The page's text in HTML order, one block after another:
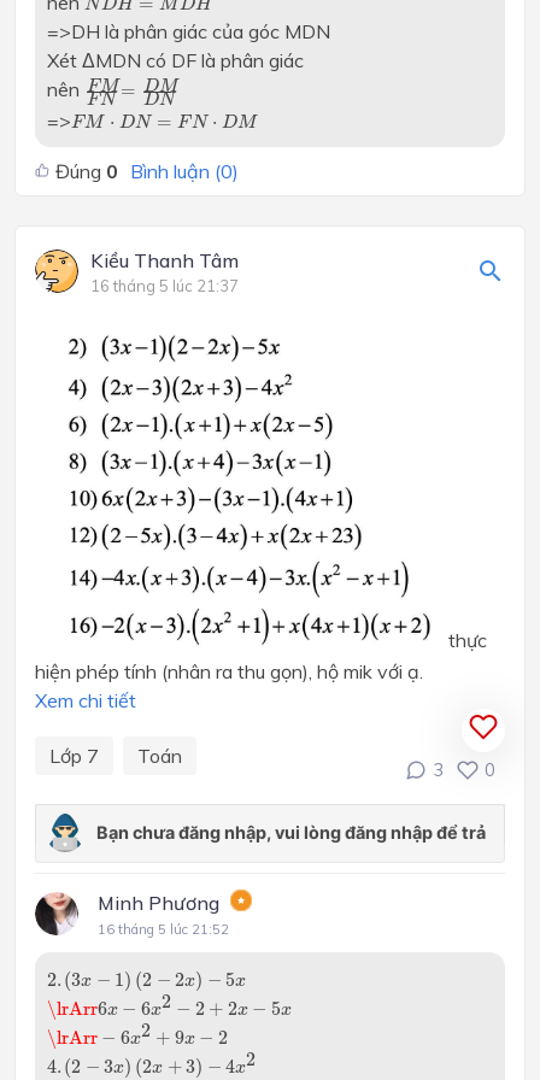
NDH MDH
=>DH là phân giác của góc MDN
Xét ΔMDN có DF là phân giác
nên FM
FN = DM
DN
FMF =DM
=>FM ⋅ DN = FN ⋅ DM
FM⋅D N=F DM
Đúng 0 Bình luận (0)
Kiều Thanh Tâm
16 tháng 5 lúc 21:37
thực
hiện phép tính (nhân ra thu gọn), hộ mik với ạ.
Xem chi tiết
Lớp 7 Toán
3 0
Minh Phương
16 tháng 5 lúc 21:52
2. (3x − 1) (2 − 2x) − 5x
2. (3 ) (2−2 )− 5
\lrArr6x − 6x2 − 2 + 2x − 5x
\lrArr6 −6 x2 −2+2 −5x
\lrArr − 6x2 + 9x − 2
\lrArr−6x +9
4. (2 − 3x) (2x +3) − 4x2
4.(2−3 (2 3 )−4 2